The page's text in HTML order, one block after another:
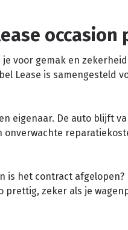
occasion
voor gemak en
Lease is samengesteld
eigenaar. De auto blijft
het contract afgelopen?
prettig, zeker als je